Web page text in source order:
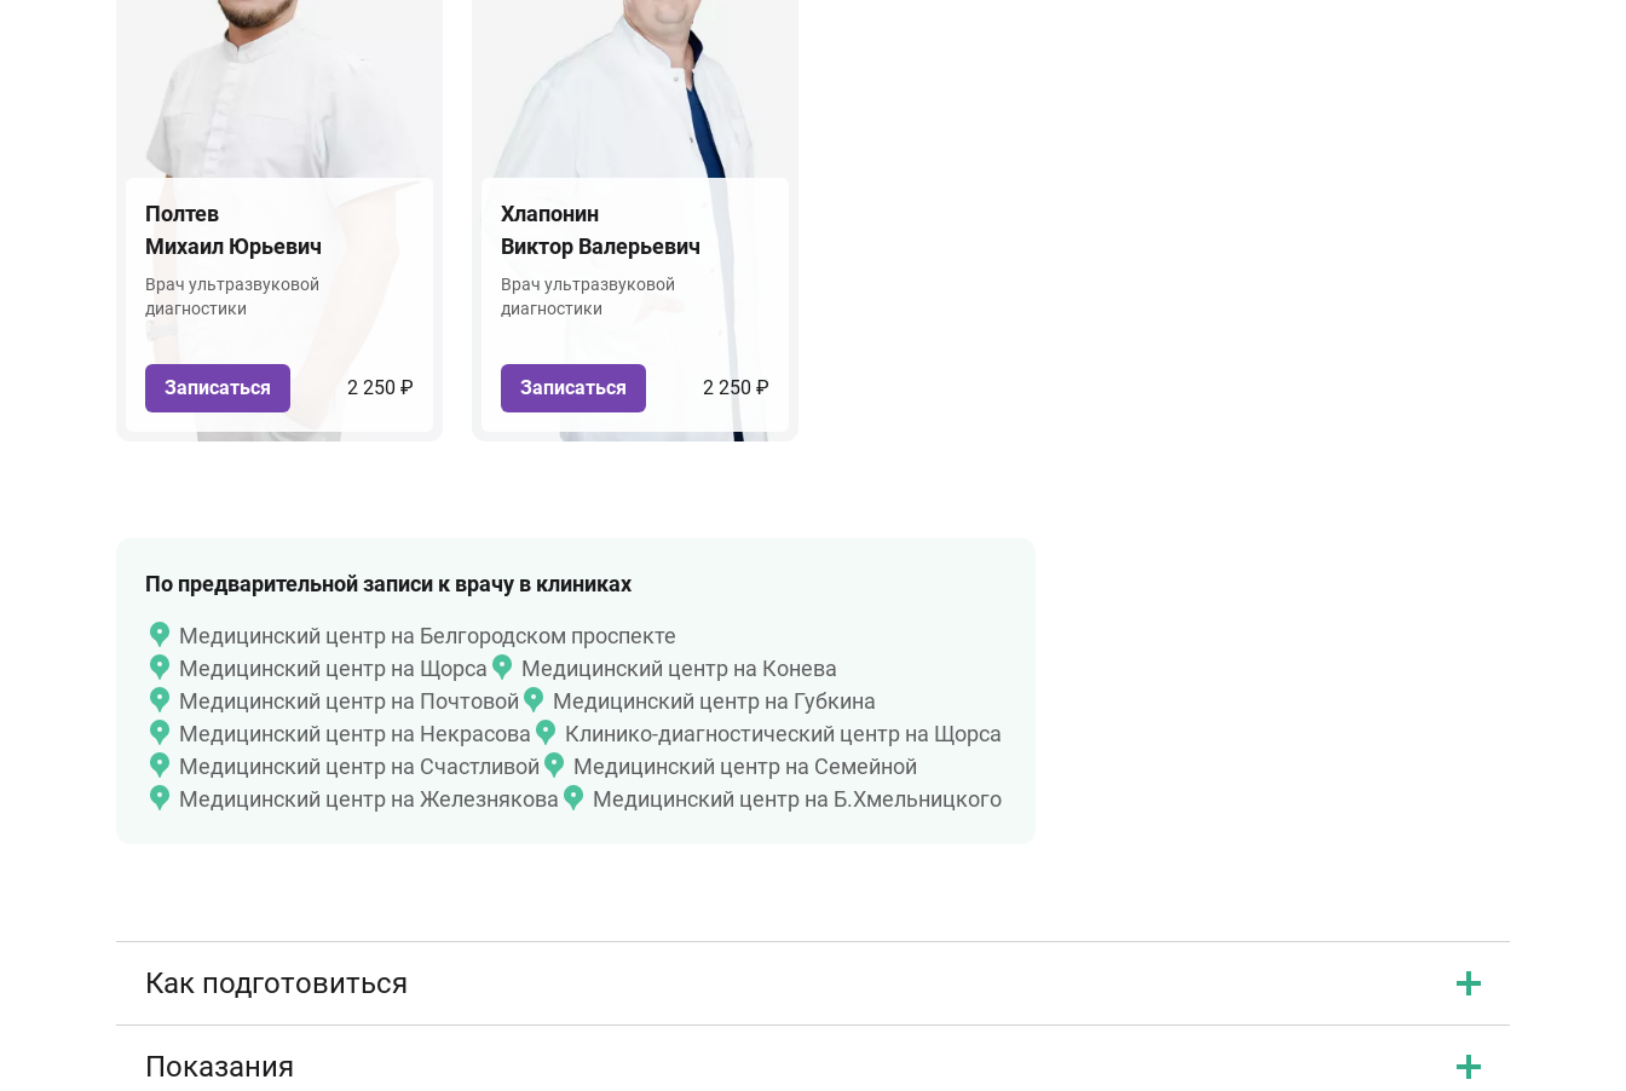
Полтев
Михаил Юрьевич
Врач ультразвуковой
диагностики
Записаться 2 250 ₽
Хлапонин
Виктор Валерьевич
Врач ультразвуковой
диагностики
Записаться 2 250 ₽
По предварительной записи к врачу в клиниках
Медицинский центр на Белгородском проспекте
Медицинский центр на Щорса
Медицинский центр на Конева
Медицинский центр на Почтовой
Медицинский центр на Губкина
Медицинский центр на Некрасова
Клинико-диагностический центр на Щорса
Медицинский центр на Счастливой
Медицинский центр на Семейной
Медицинский центр на Железнякова
Медицинский центр на Б.Хмельницкого
Как подготовиться
Показания